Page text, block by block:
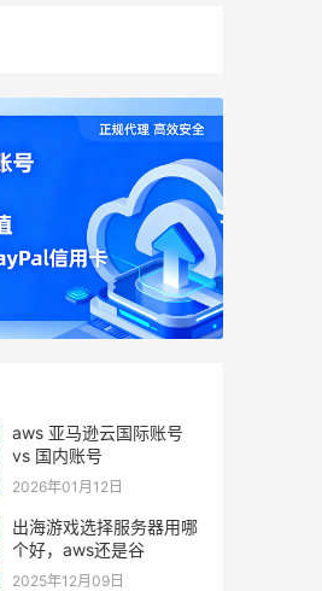
aws 亚马逊云国际账号
vs 国内账号
2026年01月12日
出海游戏选择服务器用哪
个好，aws还是谷
2025年12月09日